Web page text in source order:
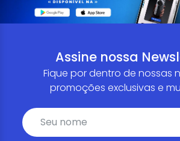
Assine nossa
Fique por dentro de nossas
promoções exclusivas e